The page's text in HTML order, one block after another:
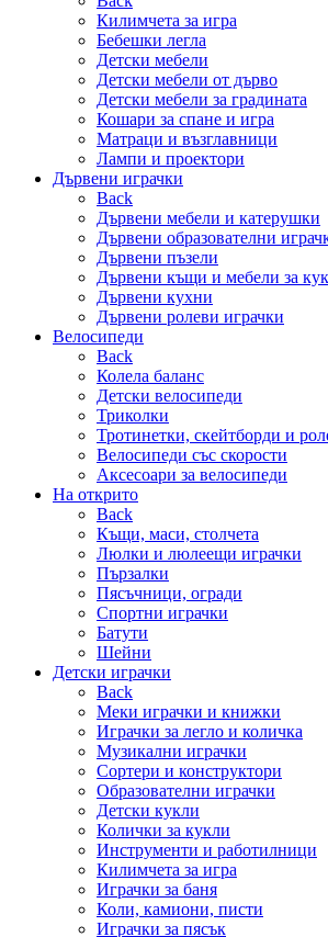
Килимчета за игра
Бебешки легла
Детски мебели
Детски мебели от дърво
Детски мебели за градината
Кошари за спане и игра
Матраци и възглавници
Лампи и проектори
Дървени играчки
Back
Дървени мебели и катерушки
Дървени образователни
Дървени пъзели
Дървени къщи и мебели за
Дървени кухни
Дървени ролеви играчки
Велосипеди
Back
Колела баланс
Детски велосипеди
Триколки
Тротинетки, скейтборди и
Велосипеди със скорости
Аксесоари за велосипеди
На открито
Back
Къщи, маси, столчета
Люлки и люлеещи играчки
Пързалки
Пясъчници, огради
Спортни играчки
Батути
Шейни
Детски играчки
Back
Меки играчки и книжки
Играчки за легло и количка
Музикални играчки
Сортери и конструктори
Образователни играчки
Детски кукли
Колички за кукли
Инструменти и работилници
Килимчета за игра
Играчки за баня
Коли, камиони, писти
Играчки за пясък